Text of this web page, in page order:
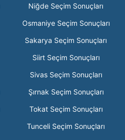
Niğde Seçim Sonuçları
Osmaniye Seçim Sonuçları
Sakarya Seçim Sonuçları
Siirt Seçim Sonuçları
Sivas Seçim Sonuçları
Şırnak Seçim Sonuçları
Tokat Seçim Sonuçları
Tunceli Seçim Sonuçları